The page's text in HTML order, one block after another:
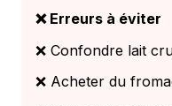
❌ Erreurs à éviter
❌ Confondre lait
❌ Acheter du